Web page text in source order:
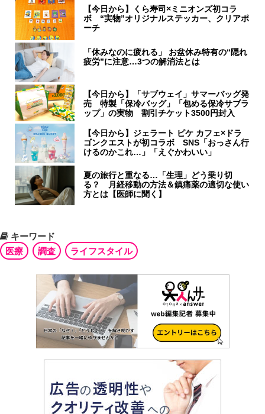
【今日から】くら寿司×ミニオンズ初コラ
ボ “実物”オリジナルステッカー、クリアポ
ーチ
「休みなのに疲れる」 お盆休み特有の“隠れ
疲労”に注意…3つの解消法とは
【今日から】「サブウェイ」サマーバッグ発
売 特製「保冷バッグ」「包める保冷サブラ
ップ」の実物 割引チケット3500円封入
【今日から】ジェラート ピケ カフェ×ドラ
ゴンクエストが初コラボ SNS「おっさん行
けるのかこれ…」「えぐかわいい」
夏の旅行と重なる…「生理」どう乗り切
る？ 月経移動の方法＆鎮痛薬の適切な使い
方とは【医師に聞く】
キーワード
医療
調査 ライフスタイル